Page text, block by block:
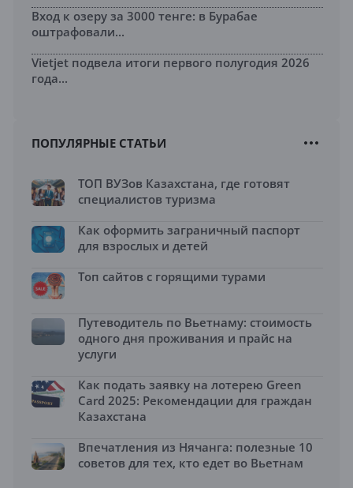
Вход к озеру за 3000 тенге: в Бурабае
оштрафовали...
Vietjet подвела итоги первого полугодия 2026
года...
ПОПУЛЯРНЫЕ СТАТЬИ
ТОП ВУЗов Казахстана, где готовят
специалистов туризма
Как оформить заграничный паспорт
для взрослых и детей
Топ сайтов с горящими турами
Путеводитель по Вьетнаму: стоимость
одного дня проживания и прайс на
услуги
Как подать заявку на лотерею Green
Card 2025: Рекомендации для граждан
Казахстана
Впечатления из Нячанга: полезные 10
советов для тех, кто едет во Вьетнам